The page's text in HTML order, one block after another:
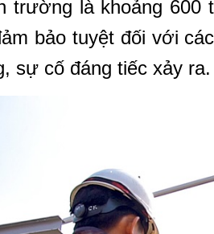
trường là khoảng
bảo tuyệt đối với
sự cố đáng tiếc xảy ra.